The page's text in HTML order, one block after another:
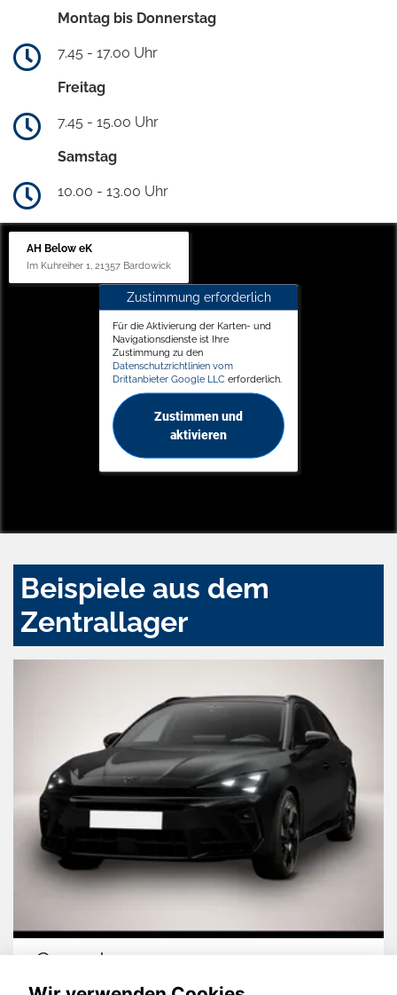
Montag bis Donnerstag
7.45 - 17.00 Uhr
Freitag
7.45 - 15.00 Uhr
Samstag
10.00 - 13.00 Uhr
AH Below eK
Im Kuhreiher 1, 21357 Bardowick
Zustimmung erforderlich
Für die Aktivierung der Karten- und
Navigationsdienste ist Ihre
Zustimmung zu den
Datenschutzrichtlinien vom
Drittanbieter Google LLC erforderlich.
Zustimmen und
aktivieren
Beispiele aus dem
Zentrallager
Cupra Leon